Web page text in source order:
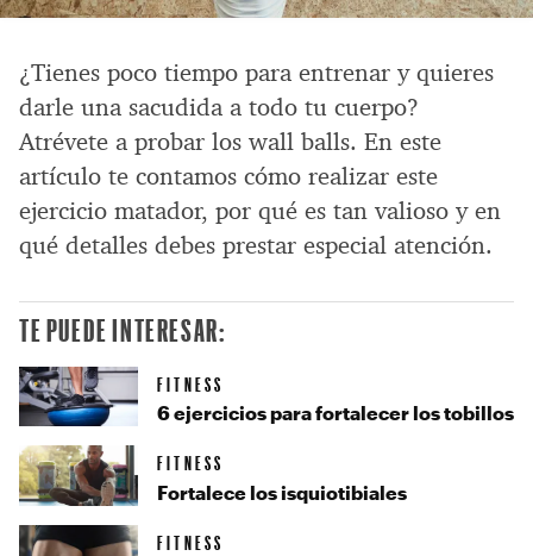
¿Tienes poco tiempo para entrenar y quieres
darle una sacudida a todo tu cuerpo?
Atrévete a probar los wall balls. En este
artículo te contamos cómo realizar este
ejercicio matador, por qué es tan valioso y en
qué detalles debes prestar especial atención.
TE PUEDE INTERESAR:
FITNESS
6 ejercicios para fortalecer los tobillos
FITNESS
Fortalece los isquiotibiales
FITNESS